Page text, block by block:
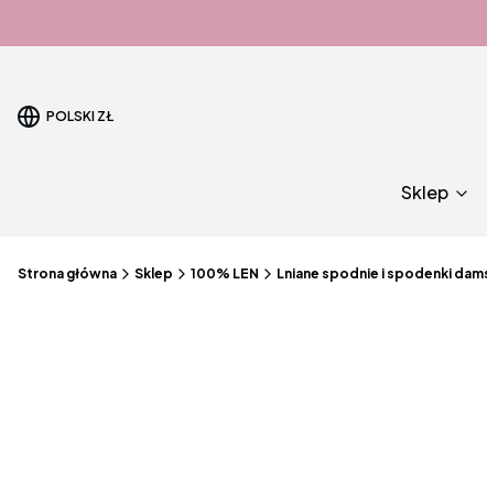
POLSKI ZŁ
Sklep
Strona główna Sklep 100% LEN Lniane spodnie i spodenki